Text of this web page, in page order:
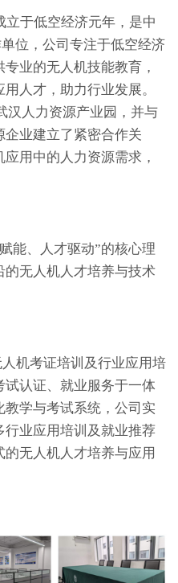
立于低空经济元年，是中
位，公司专注于低空经济
业的无人机技能教育，
人才，助力行业发展。
汉人力资源产业园，并与
业建立了紧密合作关
用中的人力资源需求，
能、人才驱动”的核心理
无人机人才培养与技术
机考证培训及行业应用培
认证、就业服务于一体
学与考试系统，公司实
业应用培训及就业推荐
无人机人才培养与应用